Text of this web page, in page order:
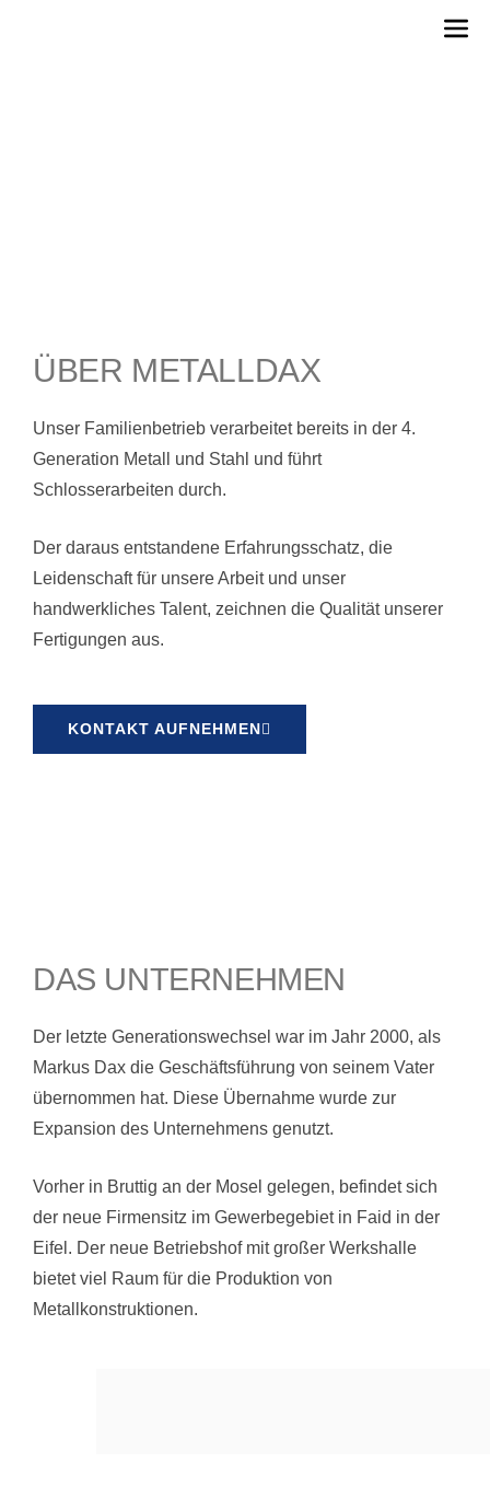
ÜBER METALLDAX
Unser Familienbetrieb verarbeitet bereits in der 4.
Generation Metall und Stahl und führt
Schlosserarbeiten durch.
Der daraus entstandene Erfahrungsschatz, die
Leidenschaft für unsere Arbeit und unser
handwerkliches Talent, zeichnen die Qualität unserer
Fertigungen aus.
KONTAKT AUFNEHMEN
DAS UNTERNEHMEN
Der letzte Generationswechsel war im Jahr 2000, als
Markus Dax die Geschäftsführung von seinem Vater
übernommen hat. Diese Übernahme wurde zur
Expansion des Unternehmens genutzt.
Vorher in Bruttig an der Mosel gelegen, befindet sich
der neue Firmensitz im Gewerbegebiet in Faid in der
Eifel. Der neue Betriebshof mit großer Werkshalle
bietet viel Raum für die Produktion von
Metallkonstruktionen.